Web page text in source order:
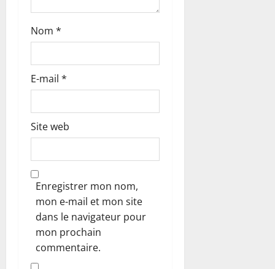
l
e
Nom *
E-mail *
Site web
Enregistrer mon nom,
mon e-mail et mon site
dans le navigateur pour
mon prochain
commentaire.